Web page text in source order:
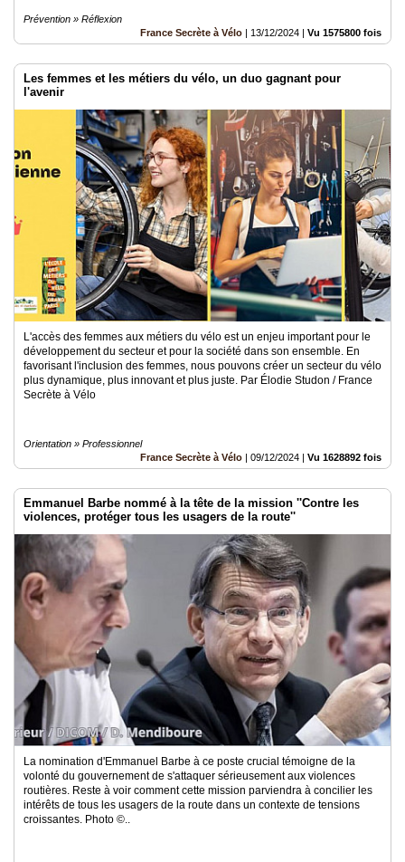
Prévention » Réflexion
France Secrète à Vélo | 13/12/2024 | Vu 1575800 fois
Les femmes et les métiers du vélo, un duo gagnant pour
l'avenir
L'accès des femmes aux métiers du vélo est un enjeu important pour le
développement du secteur et pour la société dans son ensemble. En
favorisant l'inclusion des femmes, nous pouvons créer un secteur du vélo
plus dynamique, plus innovant et plus juste. Par Élodie Studon / France
Secrète à Vélo
Orientation » Professionnel
France Secrète à Vélo | 09/12/2024 | Vu 1628892 fois
Emmanuel Barbe nommé à la tête de la mission ''Contre les
violences, protéger tous les usagers de la route''
La nomination d'Emmanuel Barbe à ce poste crucial témoigne de la
volonté du gouvernement de s'attaquer sérieusement aux violences
routières. Reste à voir comment cette mission parviendra à concilier les
intérêts de tous les usagers de la route dans un contexte de tensions
croissantes. Photo ©..